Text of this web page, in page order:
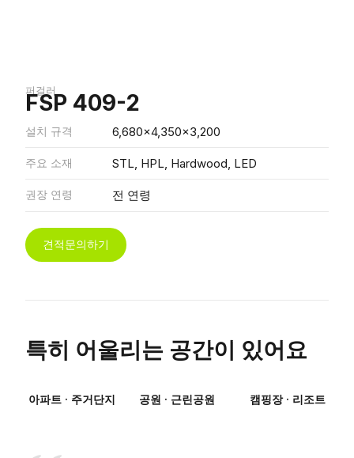
퍼걸러
FSP 409-2
설치 규격 6,680x4,350x3,200
주요 소재 STL, HPL, Hardwood, LED
권장 연령 전 연령
견적문의하기
특히 어울리는 공간이 있어요
아파트 · 주거단지 공원 · 근린공원 캠핑장 · 리조트